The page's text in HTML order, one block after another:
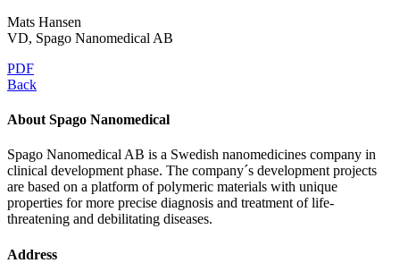
Mats Hansen
VD, Spago Nanomedical AB
PDF
Back
About Spago Nanomedical
Spago Nanomedical AB is a Swedish nanomedicines company in
clinical development phase. The company´s development projects
are based on a platform of polymeric materials with unique
properties for more precise diagnosis and treatment of life-
threatening and debilitating diseases.
Address